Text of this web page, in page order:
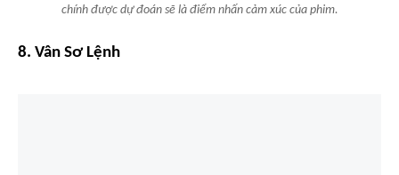
chính được dự đoán sẽ là điểm nhấn cảm xúc của phim.
8. Vân Sơ Lệnh